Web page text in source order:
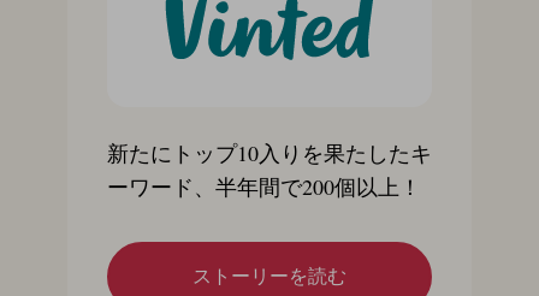
新たにトップ10入りを果たしたキ
ーワード、半年間で200個以上！
ストーリーを読む